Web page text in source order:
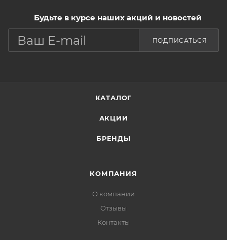
Будьте в курсе наших акций и новостей
ПОДПИСАТЬСЯ
КАТАЛОГ
АКЦИИ
БРЕНДЫ
КОМПАНИЯ
О компании
Отзывы
Контакты